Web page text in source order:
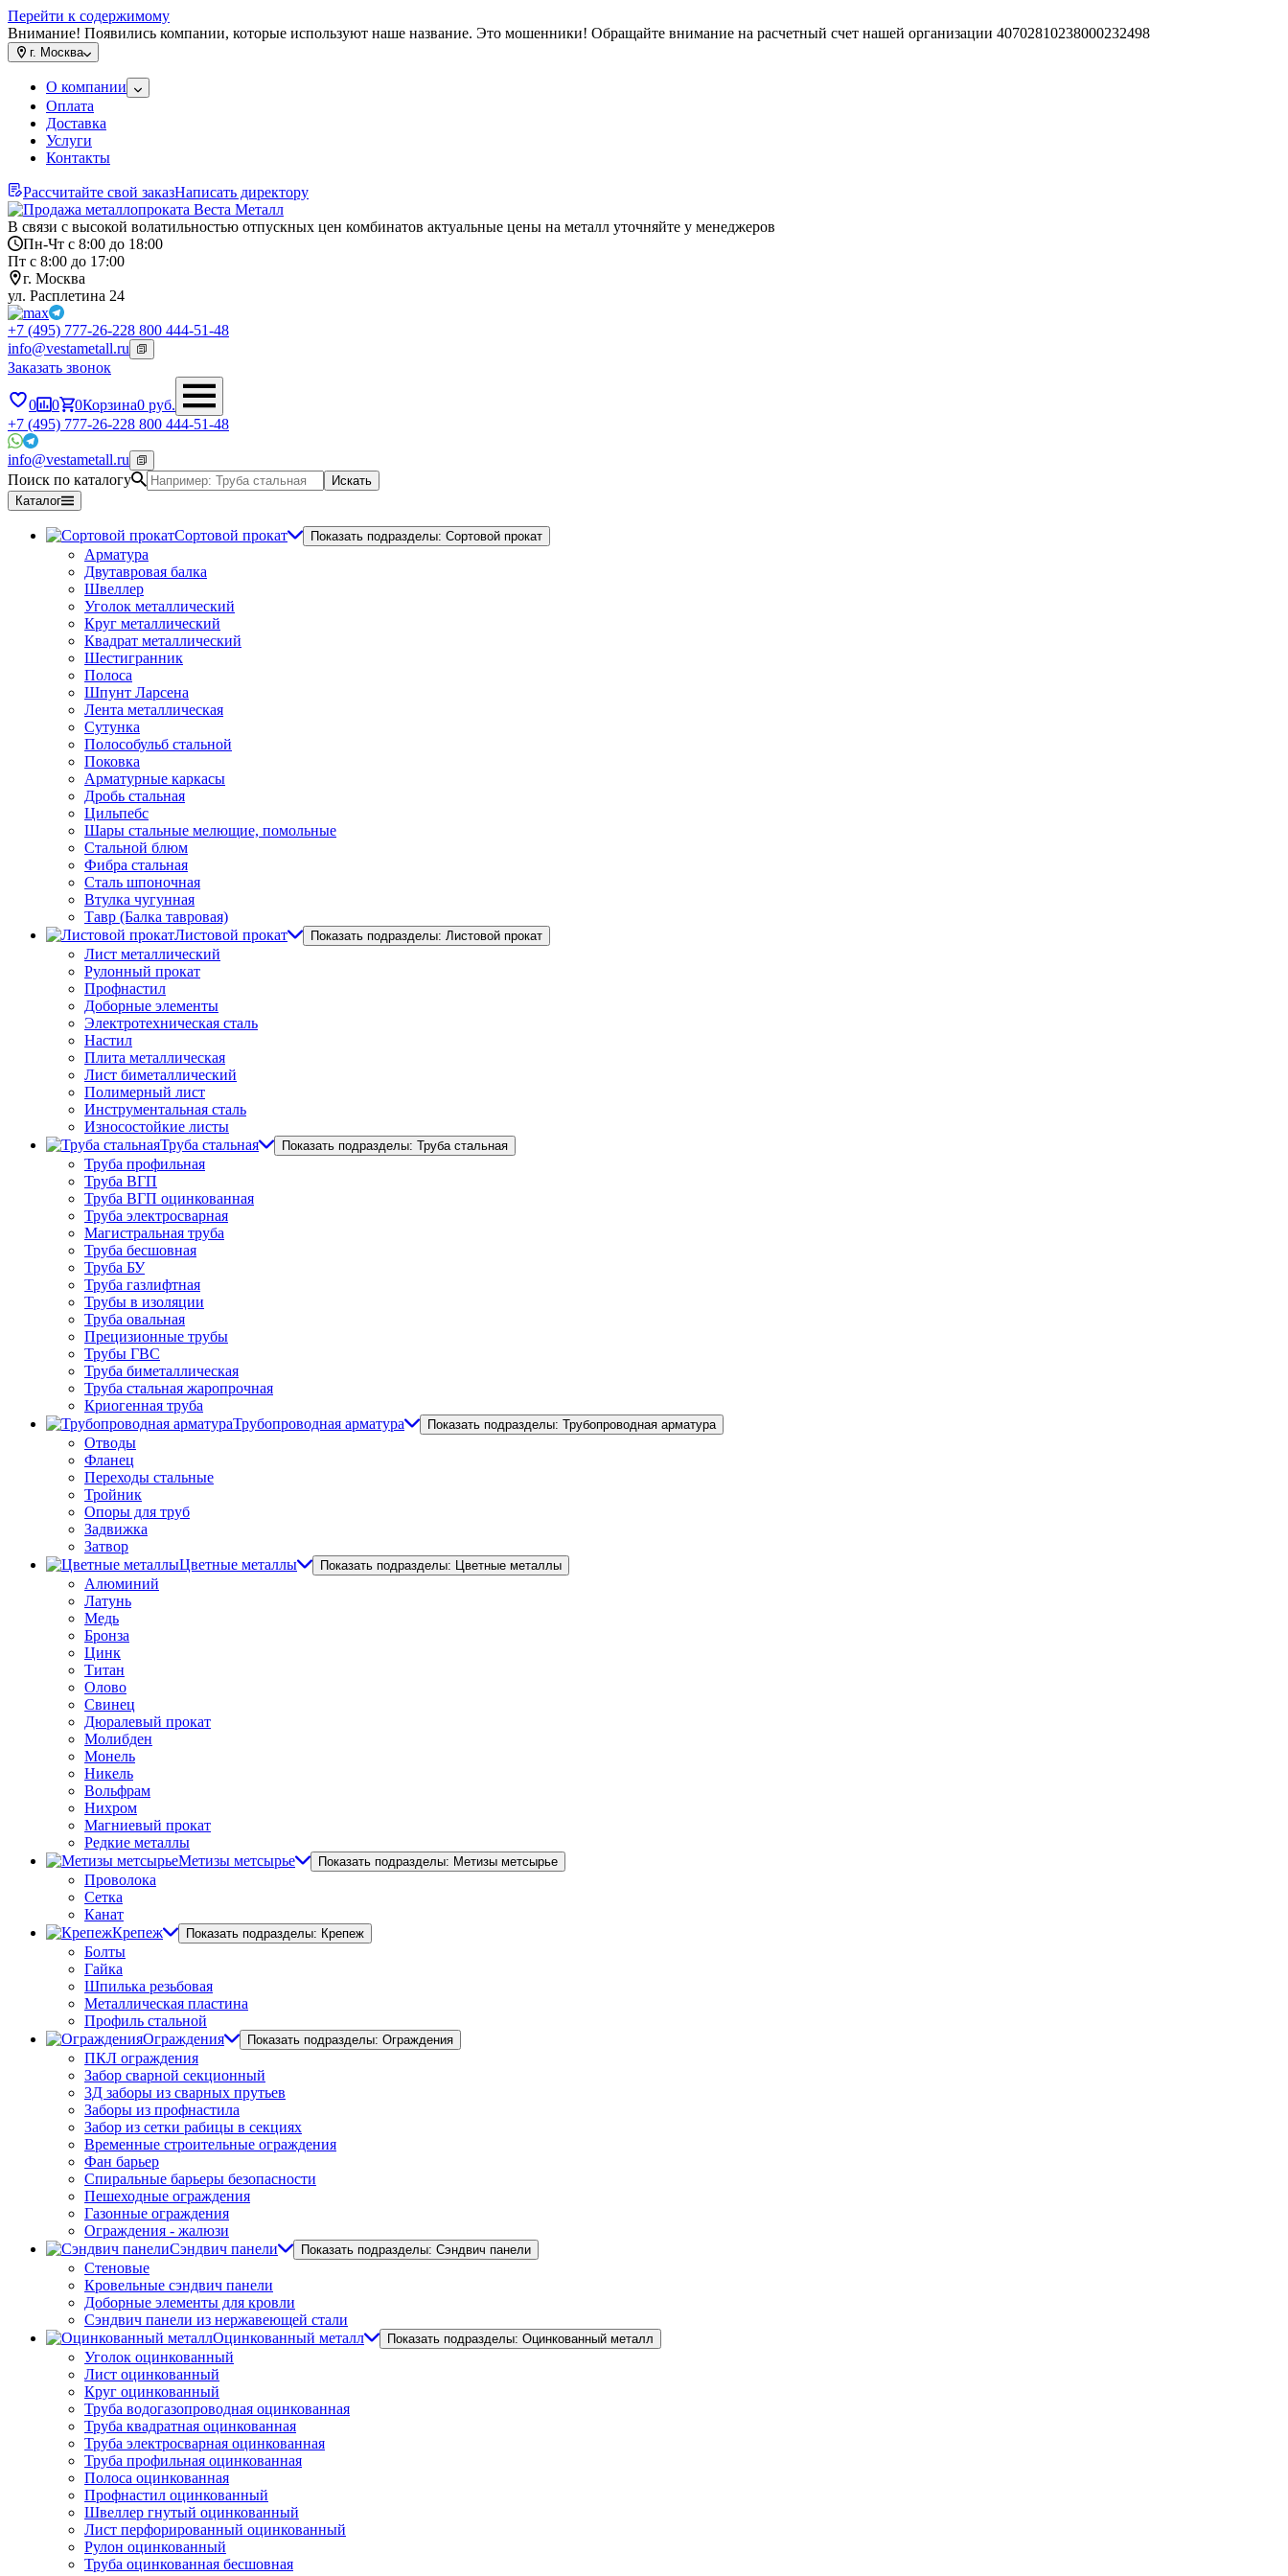
Перейти к содержимому
Внимание! Появились компании, которые используют наше название. Это мошенники! Обращайте внимание на расчетный счет нашей организации 40702810238000232498
г. Москва
О компании
Оплата
Доставка
Услуги
Контакты
Рассчитайте свой заказНаписать директору
В связи с высокой волатильностью отпускных цен комбинатов актуальные цены на металл уточняйте у менеджеров
Пн-Чт с 8:00 до 18:00
Пт с 8:00 до 17:00
г. Москва
ул. Расплетина 24
+7 (495) 777-26-228 800 444-51-48
info@vestametall.ru
Заказать звонок
0 0 0Корзина0 руб.
+7 (495) 777-26-228 800 444-51-48
info@vestametall.ru
Поиск по каталогу
Искать
Каталог
Сортовой прокат Показать подразделы: Сортовой прокат
Арматура
Двутавровая балка
Швеллер
Уголок металлический
Круг металлический
Квадрат металлический
Шестигранник
Полоса
Шпунт Ларсена
Лента металлическая
Сутунка
Полособульб стальной
Поковка
Арматурные каркасы
Дробь стальная
Цильпебс
Шары стальные мелющие, помольные
Стальной блюм
Фибра стальная
Сталь шпоночная
Втулка чугунная
Тавр (Балка тавровая)
Листовой прокат
Показать подразделы: Листовой прокат
Лист металлический
Рулонный прокат
Профнастил
Доборные элементы
Электротехническая сталь
Настил
Плита металлическая
Лист биметаллический
Полимерный лист
Инструментальная сталь
Износостойкие листы
Труба стальная
Показать подразделы: Труба стальная
Труба профильная
Труба ВГП
Труба ВГП оцинкованная
Труба электросварная
Магистральная труба
Труба бесшовная
Труба БУ
Труба газлифтная
Трубы в изоляции
Труба овальная
Прецизионные трубы
Трубы ГВС
Труба биметаллическая
Труба стальная жаропрочная
Криогенная труба
Трубопроводная арматура
Показать подразделы: Трубопроводная арматура
Отводы
Фланец
Переходы стальные
Тройник
Опоры для труб
Задвижка
Затвор
Цветные металлы
Показать подразделы: Цветные металлы
Алюминий
Латунь
Медь
Бронза
Цинк
Титан
Олово
Свинец
Дюралевый прокат
Молибден
Монель
Никель
Вольфрам
Нихром
Магниевый прокат
Редкие металлы
Метизы метсырье
Показать подразделы: Метизы метсырье
Проволока
Сетка
Канат
Крепеж
Показать подразделы: Крепеж
Болты
Гайка
Шпилька резьбовая
Металлическая пластина
Профиль стальной
Ограждения
Показать подразделы: Ограждения
ПКЛ ограждения
Забор сварной секционный
3Д заборы из сварных прутьев
Заборы из профнастила
Забор из сетки рабицы в секциях
Временные строительные ограждения
Фан барьер
Спиральные барьеры безопасности
Пешеходные ограждения
Газонные ограждения
Ограждения - жалюзи
Сэндвич панели
Показать подразделы: Сэндвич панели
Стеновые
Кровельные сэндвич панели
Доборные элементы для кровли
Сэндвич панели из нержавеющей стали
Оцинкованный металл
Показать подразделы: Оцинкованный металл
Уголок оцинкованный
Лист оцинкованный
Круг оцинкованный
Труба водогазопроводная оцинкованная
Труба квадратная оцинкованная
Труба электросварная оцинкованная
Труба профильная оцинкованная
Полоса оцинкованная
Профнастил оцинкованный
Швеллер гнутый оцинкованный
Лист перфорированный оцинкованный
Рулон оцинкованный
Труба оцинкованная бесшовная